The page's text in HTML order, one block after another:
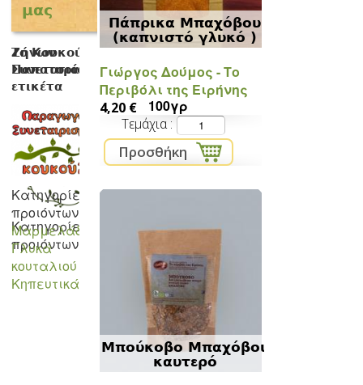
μας
Ζήνων
Παπατσιάρας
Κατηγορίες
προιόντων:
Μαρμελάδες-
Γλυκά
κουταλιού
Κηπευτικά
Πάπρικα Μπαχόβου
(καπνιστό γλυκό )
Γιώργος Δούμος - Το
Περιβόλι της Ειρήνης
4,20 € 100γρ
Τεμάχια
Μπούκοβο Μπαχόβου
καυτερό